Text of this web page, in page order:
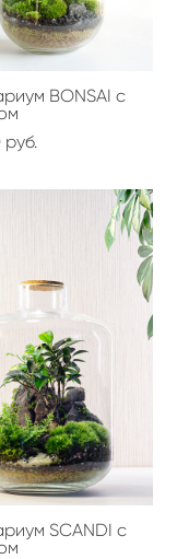
BONSAI с
pуб.
SCANDI с